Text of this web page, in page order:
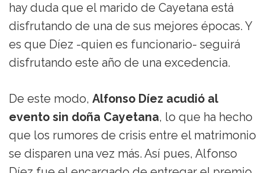
hay duda que el marido de Cayetana está
disfrutando de una de sus mejores épocas. Y
es que Díez -quien es funcionario- seguirá
disfrutando este año de una excedencia.
De este modo, Alfonso Díez acudió al
evento sin doña Cayetana, lo que ha hecho
que los rumores de crisis entre el matrimonio
se disparen una vez más. Así pues, Alfonso